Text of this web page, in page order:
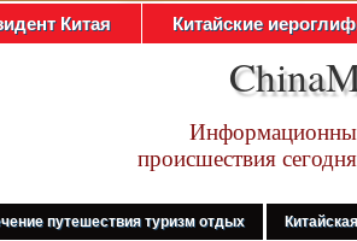
Китая Китайские
происшествия
путешествия туризм отдых